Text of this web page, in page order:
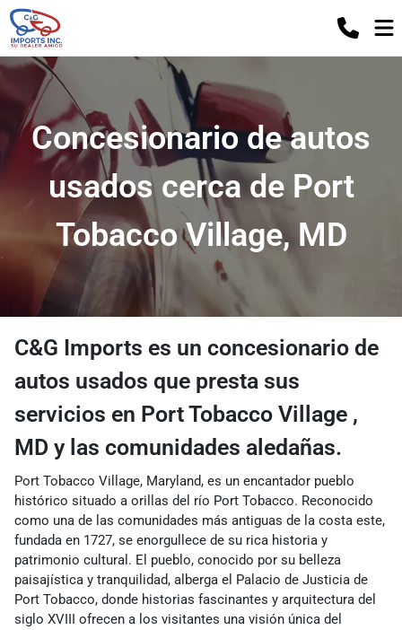
Concesionario de autos
usados ​​cerca de Port
Tobacco Village, MD
C&G Imports es un concesionario de
autos usados ​​que presta sus
servicios en Port Tobacco Village ,
MD y las comunidades aledañas.
Port Tobacco Village, Maryland, es un encantador pueblo
histórico situado a orillas del río Port Tobacco. Reconocido
como una de las comunidades más antiguas de la costa este,
fundada en 1727, se enorgullece de su rica historia y
patrimonio cultural. El pueblo, conocido por su belleza
paisajística y tranquilidad, alberga el Palacio de Justicia de
Port Tobacco, donde historias fascinantes y arquitectura del
siglo XVIII ofrecen a los visitantes una visión única del